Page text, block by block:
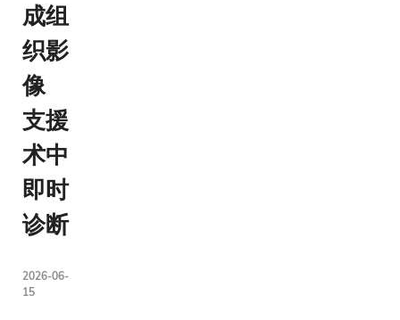
成组
织影
像
支援
术中
即时
诊断
2026-06-
15